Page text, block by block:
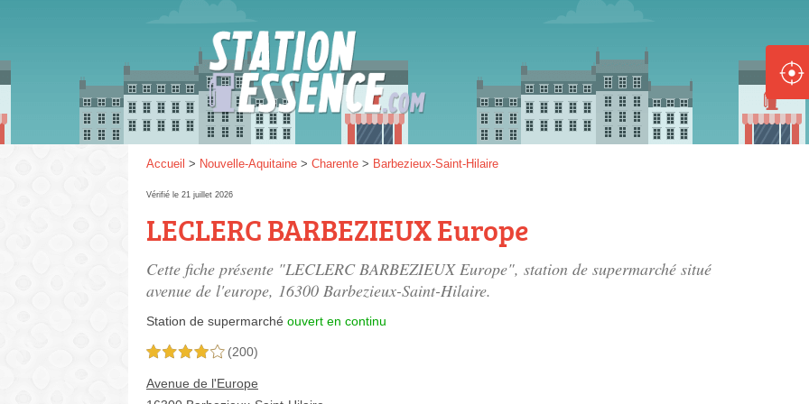
Accueil > Nouvelle-Aquitaine > Charente > Barbezieux-Saint-Hilaire
Vérifié le 21 juillet 2026
LECLERC BARBEZIEUX Europe
Cette fiche présente "LECLERC BARBEZIEUX Europe", station de supermarché situé
avenue de l'europe, 16300 Barbezieux-Saint-Hilaire.
Station de supermarché ouvert en continu
4,0 étoiles sur 5 (200)
Avenue de l'Europe
Gazole :
Disponible Épuisé
SP 98 :
SP 95 :
Disponible Épuisé